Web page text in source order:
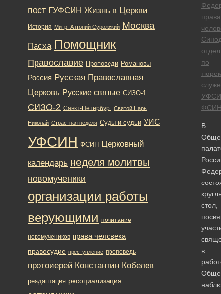
права
отдел
по
ФСИН
В
стол,
в
пост ГУФСИН Жизнь в Церкви
История Митр. Антоний Сурожский Москва
Пасха Помощник
Православие Проповеди Романовы
Россия Русская Православная
Церковь Русские святые СИЗО-1
СИЗО-2 Санкт-Петербург Святой Царь
Николай Страстная неделя Суды и судьи УИС
УФСИН ФСИН Церковный
календарь неделя молитвы
новомученики
организации работы
верующими почитание
новомучеников права человека
правосудие преступление проповедь
протоиерей Константин Кобелев
реадаптация ресоциализация